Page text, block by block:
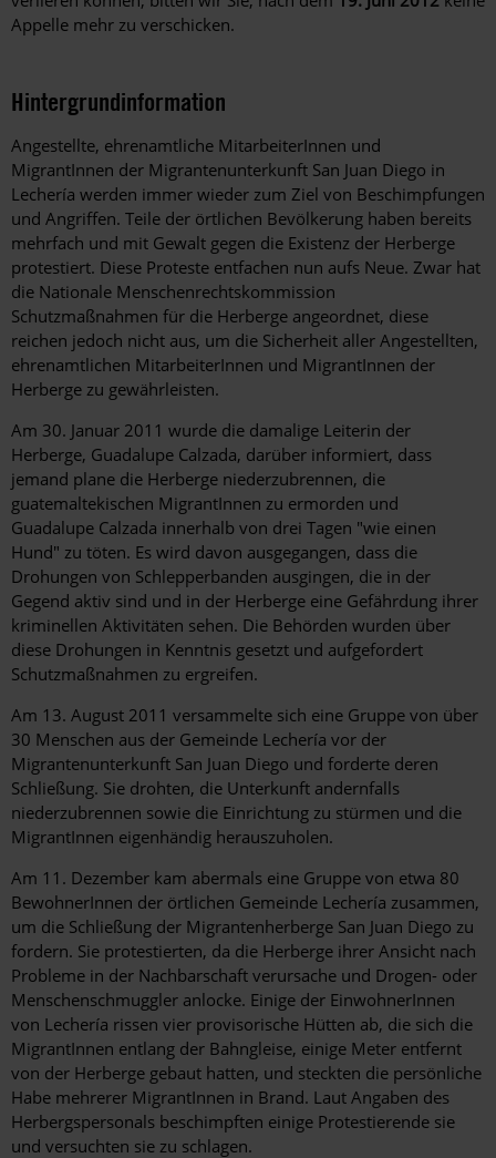
Appelle mehr zu verschicken.
Hintergrundinformation
Hintergrund
Angestellte, ehrenamtliche MitarbeiterInnen und
MigrantInnen der Migrantenunterkunft San Juan Diego in
Lechería werden immer wieder zum Ziel von Beschimpfungen
und Angriffen. Teile der örtlichen Bevölkerung haben bereits
mehrfach und mit Gewalt gegen die Existenz der Herberge
protestiert. Diese Proteste entfachen nun aufs Neue. Zwar hat
die Nationale Menschenrechtskommission
Schutzmaßnahmen für die Herberge angeordnet, diese
reichen jedoch nicht aus, um die Sicherheit aller Angestellten,
ehrenamtlichen MitarbeiterInnen und MigrantInnen der
Herberge zu gewährleisten.
Am 30. Januar 2011 wurde die damalige Leiterin der
Herberge, Guadalupe Calzada, darüber informiert, dass
jemand plane die Herberge niederzubrennen, die
guatemaltekischen MigrantInnen zu ermorden und
Guadalupe Calzada innerhalb von drei Tagen "wie einen
Hund" zu töten. Es wird davon ausgegangen, dass die
Drohungen von Schlepperbanden ausgingen, die in der
Gegend aktiv sind und in der Herberge eine Gefährdung ihrer
kriminellen Aktivitäten sehen. Die Behörden wurden über
diese Drohungen in Kenntnis gesetzt und aufgefordert
Schutzmaßnahmen zu ergreifen.
Am 13. August 2011 versammelte sich eine Gruppe von über
30 Menschen aus der Gemeinde Lechería vor der
Migrantenunterkunft San Juan Diego und forderte deren
Schließung. Sie drohten, die Unterkunft andernfalls
niederzubrennen sowie die Einrichtung zu stürmen und die
MigrantInnen eigenhändig herauszuholen.
Am 11. Dezember kam abermals eine Gruppe von etwa 80
BewohnerInnen der örtlichen Gemeinde Lechería zusammen,
um die Schließung der Migrantenherberge San Juan Diego zu
fordern. Sie protestierten, da die Herberge ihrer Ansicht nach
Probleme in der Nachbarschaft verursache und Drogen- oder
Menschenschmuggler anlocke. Einige der EinwohnerInnen
von Lechería rissen vier provisorische Hütten ab, die sich die
MigrantInnen entlang der Bahngleise, einige Meter entfernt
von der Herberge gebaut hatten, und steckten die persönliche
Habe mehrerer MigrantInnen in Brand. Laut Angaben des
Herbergspersonals beschimpften einige Protestierende sie
und versuchten sie zu schlagen.